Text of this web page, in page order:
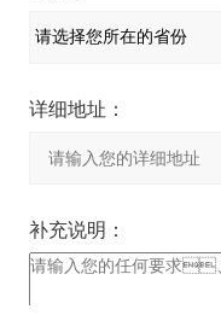
详细地址：
补充说明：